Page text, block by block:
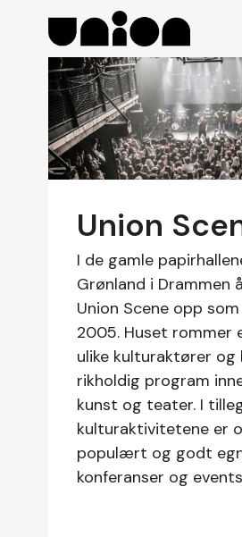
content
Union
I de gamle
Grønland i Drammen
Union Scene opp
2005. Huset rommer
ulike kulturaktører og
rikholdig program
kunst og teater. I
kulturaktivitetene er
populært og godt
konferanser og